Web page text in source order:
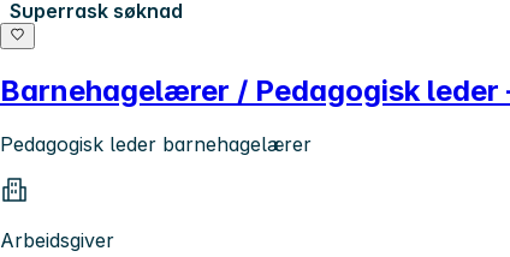
Superrask søknad
Barnehagelærer / Pedagogisk
Pedagogisk leder barnehagelærer
Arbeidsgiver